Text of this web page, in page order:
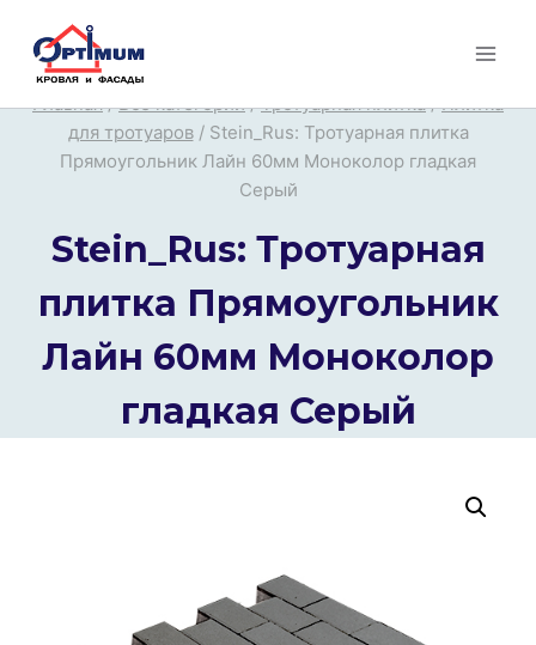
Перейти
Главная / Все категории / Тротуарная плитка / Плитка
для тротуаров / Stein_Rus: Тротуарная плитка
Прямоугольник Лайн 60мм Моноколор гладкая
Серый
Stein_Rus: Тротуарная
плитка Прямоугольник
Лайн 60мм Моноколор
гладкая Серый